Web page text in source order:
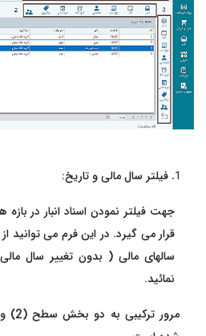
فیلتر سال مالی و تاریخ:
جهت فیلتر نمودن اسناد انبار در
قرار می گیرد. در این فرم می توانید از
سالهای مالی ( بدون تغییر سال
نمائید.